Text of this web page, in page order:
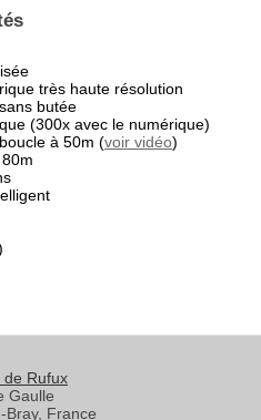
très haute résolution
butée
(300x avec le numérique)
à 50m (voir vidéo)
de Rufux
Gaulle
Bray, France